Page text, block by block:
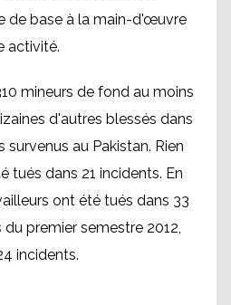
de base à la main-d'œuvre
activité.
mineurs de fond au moins
d'autres blessés dans
au Pakistan. Rien
tués dans 21 incidents. En
ont été tués dans 33
premier semestre 2012,
incidents.